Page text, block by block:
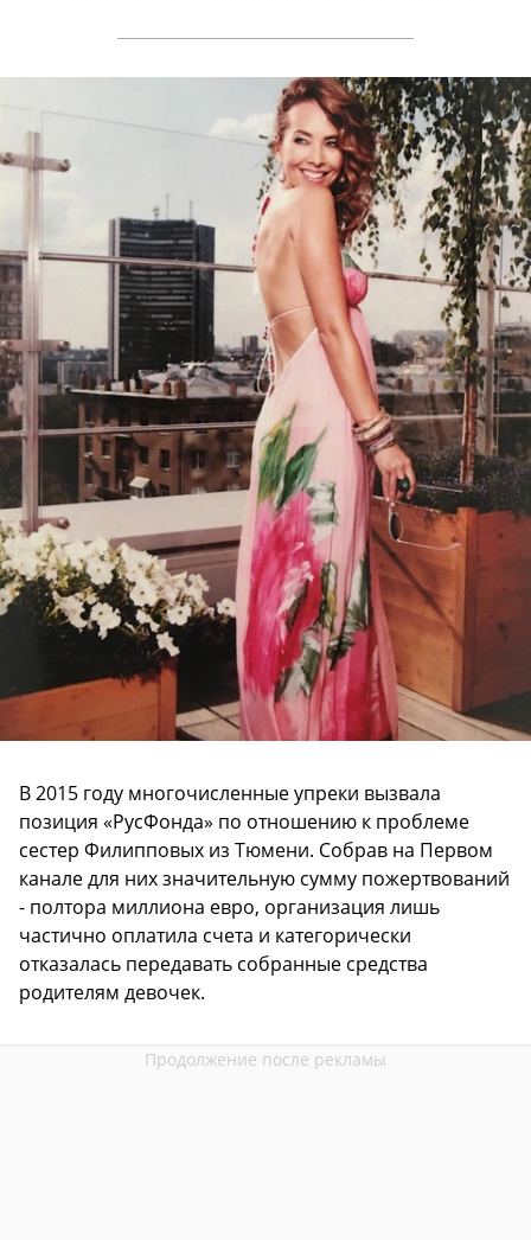
В 2015 году многочисленные упреки вызвала
позиция «РусФонда» по отношению к проблеме
сестер Филипповых из Тюмени. Собрав на Первом
канале для них значительную сумму пожертвований
- полтора миллиона евро, организация лишь
частично оплатила счета и категорически
отказалась передавать собранные средства
родителям девочек.